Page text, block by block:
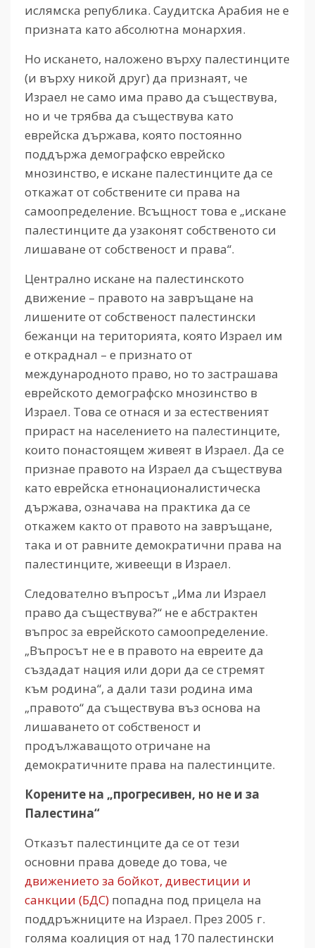
ислямска република. Саудитска Арабия не е
призната като абсолютна монархия.
Но искането, наложено върху палестинците
(и върху никой друг) да признаят, че
Израел не само има право да съществува,
но и че трябва да съществува като
еврейска държава, която постоянно
поддържа демографско еврейско
мнозинство, е искане палестинците да се
откажат от собствените си права на
самоопределение. Всъщност това е „искане
палестинците да узаконят собственото си
лишаване от собственост и права“.
Централно искане на палестинското
движение – правото на завръщане на
лишените от собственост палестински
бежанци на територията, която Израел им
е откраднал – е признато от
международното право, но то застрашава
еврейското демографско мнозинство в
Израел. Това се отнася и за естественият
прираст на населението на палестинците,
които понастоящем живеят в Израел. Да се
признае правото на Израел да съществува
като еврейска етнонационалистическа
държава, означава на практика да се
откажем както от правото на завръщане,
така и от равните демократични права на
палестинците, живеещи в Израел.
Следователно въпросът „Има ли Израел
право да съществува?“ не е абстрактен
въпрос за еврейското самоопределение.
„Въпросът не е в правото на евреите да
създадат нация или дори да се стремят
към родина“, а дали тази родина има
„правото“ да съществува въз основа на
лишаването от собственост и
продължаващото отричане на
демократичните права на палестинците.
Корените на „прогресивен, но не и за
Палестина“
Отказът палестинците да се от тези
основни права доведе до това, че
движението за бойкот, дивестиции и
санкции (БДС) попадна под прицела на
поддръжниците на Израел. През 2005 г.
голяма коалиция от над 170 палестински